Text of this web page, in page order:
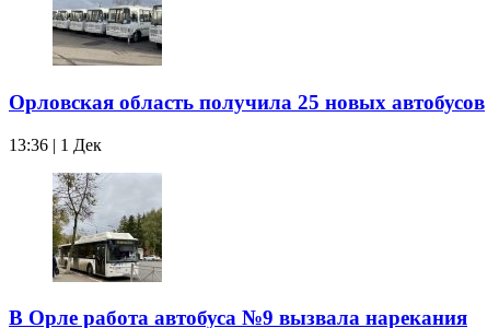
Орловская область получила 25 новых автобусов
13:36 | 1 Дек
В Орле работа автобуса №9 вызвала нарекания